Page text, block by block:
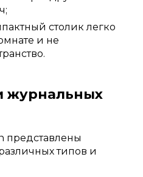
столик легко
и не
журнальных
представлены
типов и